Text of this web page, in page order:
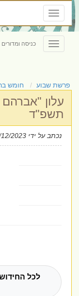
Toggle
navigation
Toggle
navigation
כניסה ומדורים
פרשת שבוע חומש
עלון "אברהם
תשפ"ד
נכתב על ידי12/2023
לכל